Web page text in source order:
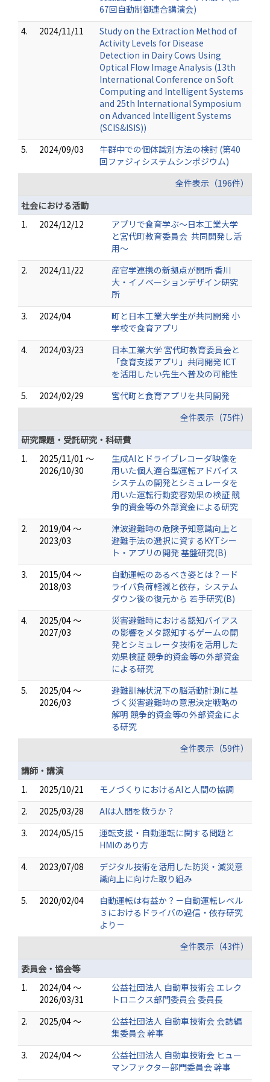
67回自動制御連合講演会)
4.
2024/11/11
Study on the Extraction Method of
Activity Levels for Disease
Detection in Dairy Cows Using
Optical Flow Image Analysis (13th
International Conference on Soft
Computing and Intelligent Systems
and 25th International Symposium
on Advanced Intelligent Systems
(SCIS&ISIS))
5.
2024/09/03
牛群中での個体識別方法の検討 (第40
回ファジィシステムシンポジウム)
全件表示（196件）
社会における活動
1.
2024/12/12
アプリで食育学ぶ～日本工業大学
と宮代町教育委員会 共同開発し活
用～
2.
2024/11/22
産官学連携の新拠点が開所 香川
大・イノベーションデザイン研究
所
3.
2024/04
町と日本工業大学生が共同開発 小
学校で食育アプリ
4.
2024/03/23
日本工業大学 宮代町教育委員会と
「食育支援アプリ」共同開発 ICT
を活用したい先生へ普及の可能性
5.
2024/02/29
宮代町と食育アプリを共同開発
全件表示（75件）
研究課題・受託研究・科研費
1.
2025/11/01 ～
2026/10/30
生成AIとドライブレコーダ映像を
用いた個人適合型運転アドバイス
システムの開発とシミュレータを
用いた運転行動変容効果の検証 競
争的資金等の外部資金による研究
2.
2019/04 ～
2023/03
津波避難時の危険予知意識向上と
避難手法の選択に資するKYTシー
ト・アプリの開発 基盤研究(B)
3.
2015/04 ～
2018/03
自動運転のあるべき姿とは？―ド
ライバ負荷軽減と依存，システム
ダウン後の復元から 若手研究(B)
4.
2025/04 ～
2027/03
災害避難時における認知バイアス
の影響をメタ認知するゲームの開
発とシミュレータ技術を活用した
効果検証 競争的資金等の外部資金
による研究
5.
2025/04 ～
2026/03
避難訓練状況下の脳活動計測に基
づく災害避難時の意思決定戦略の
解明 競争的資金等の外部資金によ
る研究
全件表示（59件）
講師・講演
1.
2025/10/21
モノづくりにおけるAIと人間の協調
2.
2025/03/28
AIは人間を救うか？
3.
2024/05/15
運転支援・自動運転に関する問題と
HMIのあり方
4.
2023/07/08
デジタル技術を活用した防災・減災意
識向上に向けた取り組み
5.
2020/02/04
自動運転は有益か？－自動運転レベル
３におけるドライバの過信・依存研究
より－
全件表示（43件）
委員会・協会等
1.
2024/04 ～
2026/03/31
公益社団法人 自動車技術会 エレク
トロニクス部門委員会 委員長
2.
2025/04 ～
公益社団法人 自動車技術会 会誌編
集委員会 幹事
3.
2024/04 ～
公益社団法人 自動車技術会 ヒュー
マンファクター部門委員会 幹事